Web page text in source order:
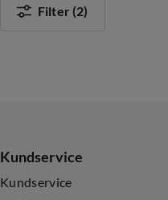
Filter (2)
Kundservice
Kundservice